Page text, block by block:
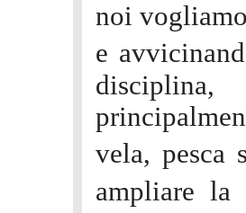
noi
e
vela,
ampliare